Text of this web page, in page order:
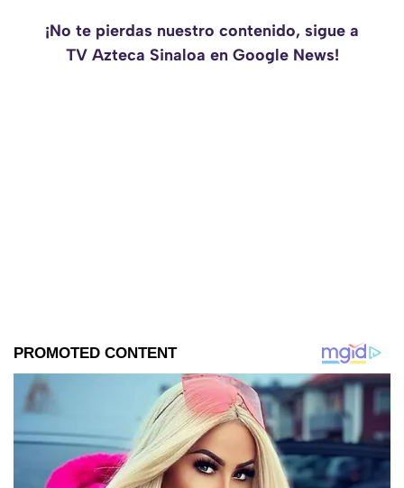
¡No te pierdas nuestro contenido, sigue a
TV Azteca Sinaloa en Google News!